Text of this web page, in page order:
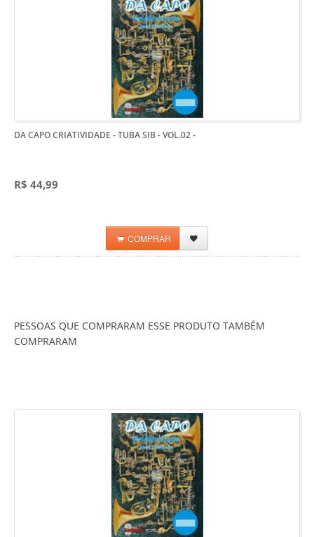
DA CAPO CRIATIVIDADE - TUBA SIB - VOL.02-
R$ 44,99
COMPRAR
PESSOAS QUE COMPRARAM ESSE PRODUTO TAMBÉM
COMPRARAM